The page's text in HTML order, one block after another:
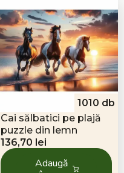
1010 db
Cai sălbatici pe plajă
puzzle din lemn
136,70 lei
Adaugă